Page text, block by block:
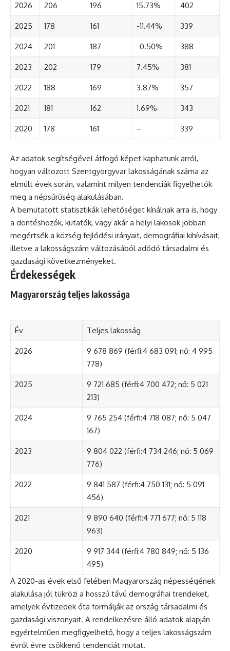
2026 206 196 15.73% 402
2025 178 161 -11.44% 339
2024 201 187 -0.50% 388
2023 202 179 7.45% 381
2022 188 169 3.87% 357
2021 181 162 1.69% 343
2020 178 161 – 339
Az adatok segítségével átfogó képet kaphatunk arról,
hogyan változott Szentgyorgyvar lakosságának száma az
elmúlt évek során, valamint milyen tendenciák figyelhetők
meg a népsűrűség alakulásában.
A bemutatott statisztikák lehetőséget kínálnak arra is, hogy
a döntéshozók, kutatók, vagy akár a helyi lakosok jobban
megértsék a község fejlődési irányait, demográfiai kihívásait,
illetve a lakosságszám változásából adódó társadalmi és
gazdasági következményeket.
Érdekességek
Magyarország teljes lakossága
Év Teljes lakosság
2026
9 678 869 (férfi:4 683 091; nő: 4 995
778)
2025
9 721 685 (férfi:4 700 472; nő: 5 021
213)
2024
9 765 254 (férfi:4 718 087; nő: 5 047
167)
2023
9 804 022 (férfi:4 734 246; nő: 5 069
776)
2022
9 841 587 (férfi:4 750 131; nő: 5 091
456)
2021
9 890 640 (férfi:4 771 677; nő: 5 118
963)
2020
9 917 344 (férfi:4 780 849; nő: 5 136
495)
A 2020-as évek első felében Magyarország népességének
alakulása jól tükrözi a hosszú távú demográfiai trendeket,
amelyek évtizedek óta formálják az ország társadalmi és
gazdasági viszonyait. A rendelkezésre álló adatok alapján
egyértelműen megfigyelhető, hogy a teljes lakosságszám
évről évre csökkenő tendenciát mutat.